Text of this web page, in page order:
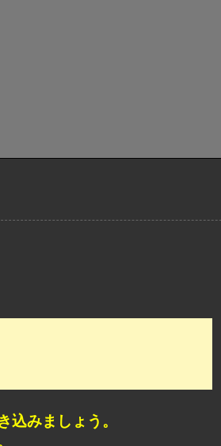
込みましょう。